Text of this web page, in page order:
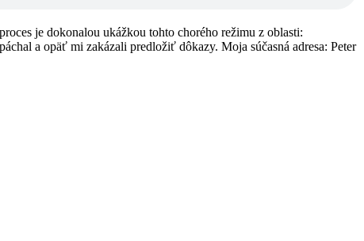
je dokonalou ukážkou tohto chorého režimu z oblasti:
a opäť mi zakázali predložiť dôkazy. Moja súčasná adresa: Peter